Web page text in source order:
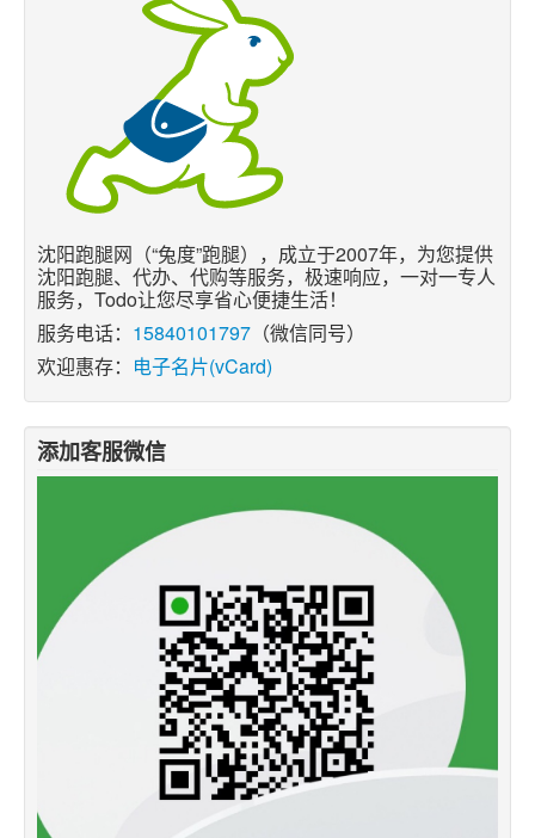
沈阳跑腿网（“兔度”跑腿），成立于2007年，为您提供
沈阳跑腿、代办、代购等服务，极速响应，一对一专人
服务，Todo让您尽享省心便捷生活！
服务电话： 15840101797 （微信同号）
欢迎惠存： 电子名片(vCard)
添加客服微信